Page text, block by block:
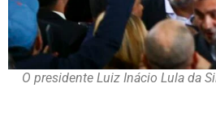
O presidente Luiz Inácio Lula da